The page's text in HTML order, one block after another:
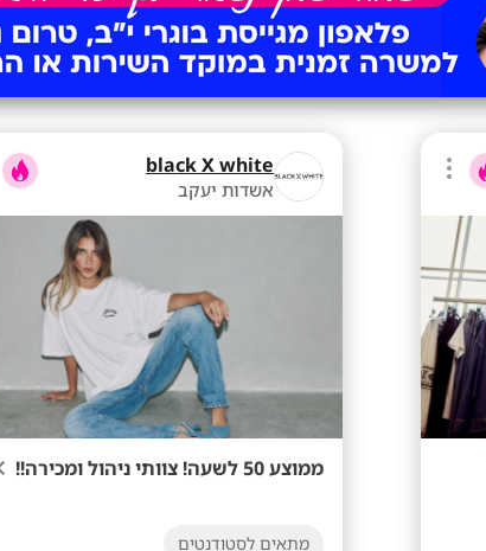
black X white
אשדות יעקב
ממוצע 50 לשעה! צוותי ניהול ומכירה!!
מתאים לסטודנטים